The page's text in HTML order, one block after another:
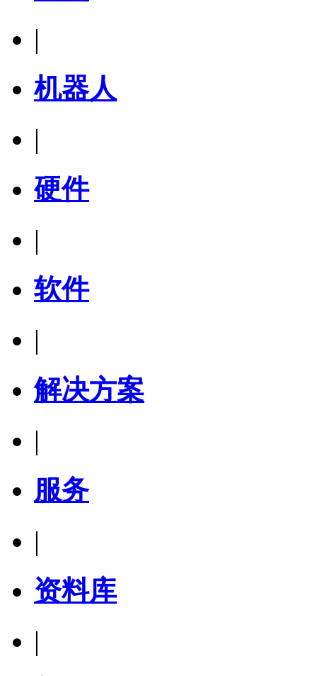
|
机器人
|
硬件
|
软件
|
解决方案
|
服务
|
资料库
|